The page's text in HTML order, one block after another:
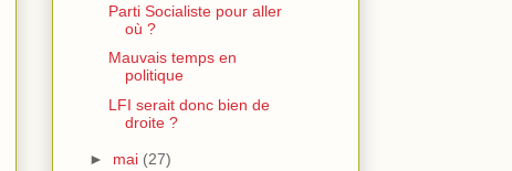
Parti Socialiste pour aller
où ?
Mauvais temps en
politique
LFI serait donc bien de
droite ?
► mai (27)